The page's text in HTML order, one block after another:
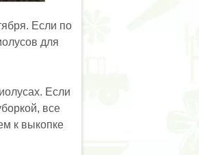
Если по
для
Если
все
к выкопке